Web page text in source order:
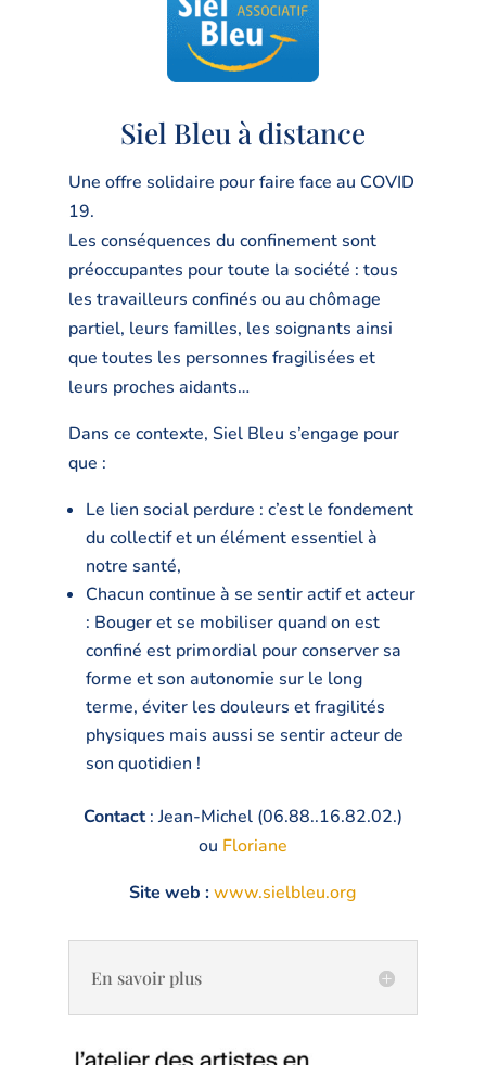
Siel Bleu à distance
Une offre solidaire pour faire face au COVID
19.
Les conséquences du confinement sont
préoccupantes pour toute la société : tous
les travailleurs confinés ou au chômage
partiel, leurs familles, les soignants ainsi
que toutes les personnes fragilisées et
leurs proches aidants…
Dans ce contexte, Siel Bleu s’engage pour
que :
Le lien social perdure : c’est le fondement
du collectif et un élément essentiel à
notre santé,
Chacun continue à se sentir actif et acteur
: Bouger et se mobiliser quand on est
confiné est primordial pour conserver sa
forme et son autonomie sur le long
terme, éviter les douleurs et fragilités
physiques mais aussi se sentir acteur de
son quotidien !
Contact: Jean-Michel (06.88..16.82.02.)
ou Floriane
Site web :www.sielbleu.org
En savoir plus